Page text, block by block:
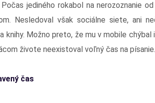
jediného rokabol na nerozoznanie
Nesledoval však sociálne siete, ani
knihy. Možno preto, že mu v mobile
živote neexistoval voľný čas na písanie.
čas